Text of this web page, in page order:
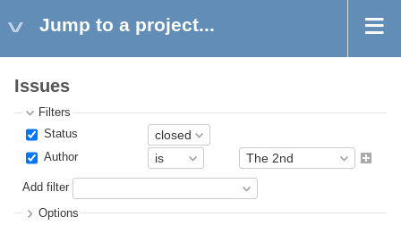
Jump to a project...
Issues
Filters
Status
Author
Add filter
Options